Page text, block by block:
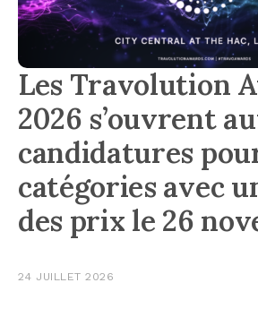
Les Travolution
2026 s’ouvrent
candidatures
catégories avec
des prix le 26
24 JUILLET 2026